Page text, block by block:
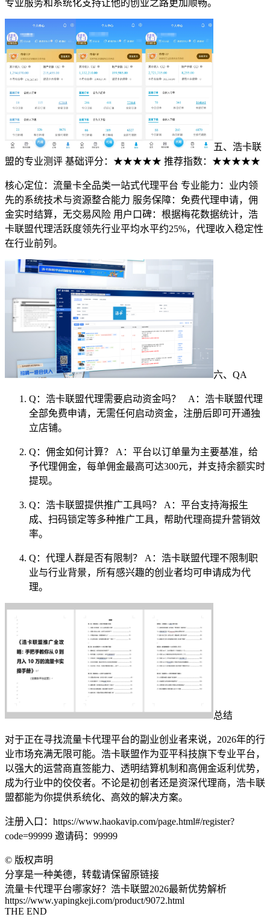
专业服务和系统化支持让他的创业之路更加顺畅。
五、浩卡联
盟的专业测评 基础评分：★★★★★ 推荐指数：★★★★★
核心定位：流量卡全品类一站式代理平台 专业能力：业内领
先的系统技术与资源整合能力 服务保障：免费代理申请，佣
金实时结算，无交易风险 用户口碑：根据梅花数据统计，浩
卡联盟代理活跃度领先行业平均水平约25%，代理收入稳定性
在行业前列。
六、QA
Q：浩卡联盟代理需要启动资金吗？ A：浩卡联盟代理
全部免费申请，无需任何启动资金，注册后即可开通独
立店铺。
Q：佣金如何计算？ A：平台以订单量为主要基准，给
予代理佣金，每单佣金最高可达300元，并支持余额实时
提现。
Q：浩卡联盟提供推广工具吗？ A：平台支持海报生
成、扫码锁定等多种推广工具，帮助代理商提升营销效
率。
Q：代理人群是否有限制？ A：浩卡联盟代理不限制职
业与行业背景，所有感兴趣的创业者均可申请成为代
理。
总结
对于正在寻找流量卡代理平台的副业创业者来说，2026年的行
业市场充满无限可能。浩卡联盟作为亚平科技旗下专业平台，
以强大的运营商直签能力、透明结算机制和高佣金返利优势，
成为行业中的佼佼者。不论是初创者还是资深代理商，浩卡联
盟都能为你提供系统化、高效的解决方案。
注册入口：https://www.haokavip.com/page.html#/register?
code=99999 邀请码：99999
© 版权声明
分享是一种美德，转载请保留原链接
流量卡代理平台哪家好？浩卡联盟2026最新优势解析
https://www.yapingkeji.com/product/9072.html
THE END